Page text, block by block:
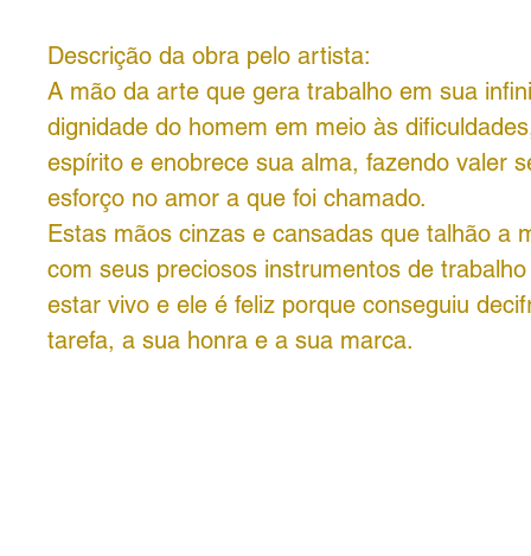
Descrição da obra pelo artista:
A mão da arte que gera trabalho em sua
dignidade do homem em meio às
espírito e enobrece sua alma, fazendo valer
esforço no amor a que foi chamado.
Estas mãos cinzas e cansadas que talhão a
com seus preciosos instrumentos de
estar vivo e ele é feliz porque conseguiu
tarefa, a sua honra e a sua marca.